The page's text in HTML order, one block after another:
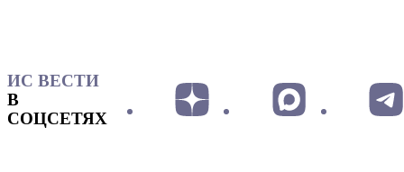
ИС ВЕСТИ
В
СОЦСЕТЯХ